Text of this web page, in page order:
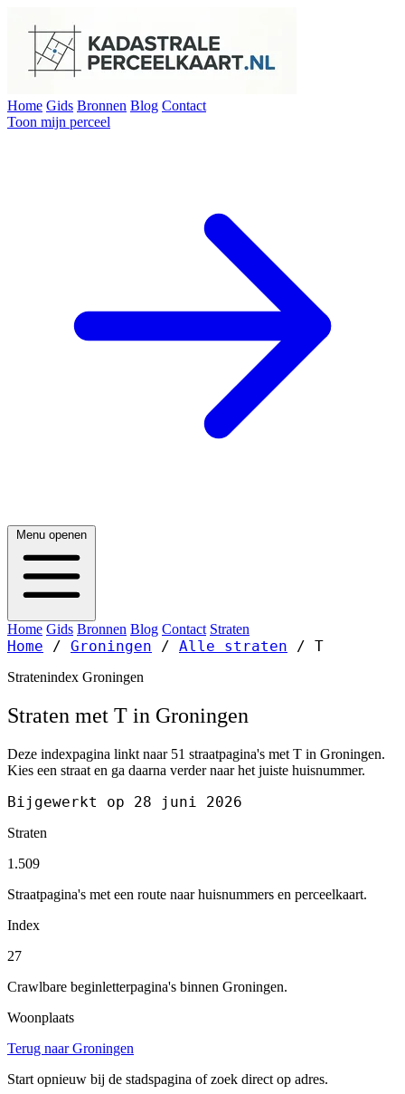
Home Gids Bronnen Blog Contact
Toon mijn perceel
Menu openen
Home Gids Bronnen Blog Contact Straten
Home / Groningen / Alle straten / T
Stratenindex Groningen
Straten met T in Groningen
Deze indexpagina linkt naar 51 straatpagina's met T in Groningen.
Kies een straat en ga daarna verder naar het juiste huisnummer.
Bijgewerkt op 28 juni 2026
Straten
1.509
Straatpagina's met een route naar huisnummers en perceelkaart.
Index
27
Crawlbare beginletterpagina's binnen Groningen.
Woonplaats
Terug naar Groningen
Start opnieuw bij de stadspagina of zoek direct op adres.